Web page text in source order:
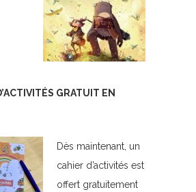
GRATUIT EN
Dès maintenant, un
cahier d’activités est
offert gratuitement